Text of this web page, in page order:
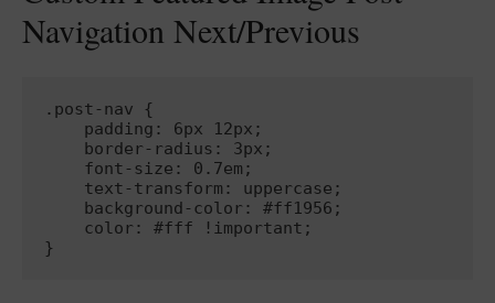
Navigation Next/Previous
.post-nav {
    padding: 6px 12px;
    border-radius: 3px;
    font-size: 0.7em;
    text-transform: uppercase;
    background-color: #ff1956;
    color: #fff !important;